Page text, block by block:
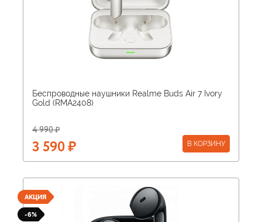
Беспроводные наушники Realme Buds Air 7 Ivory
Gold (RMA2408)
4 990 ₽
3 590 ₽ В КОРЗИНУ
АКЦИЯ
-6%